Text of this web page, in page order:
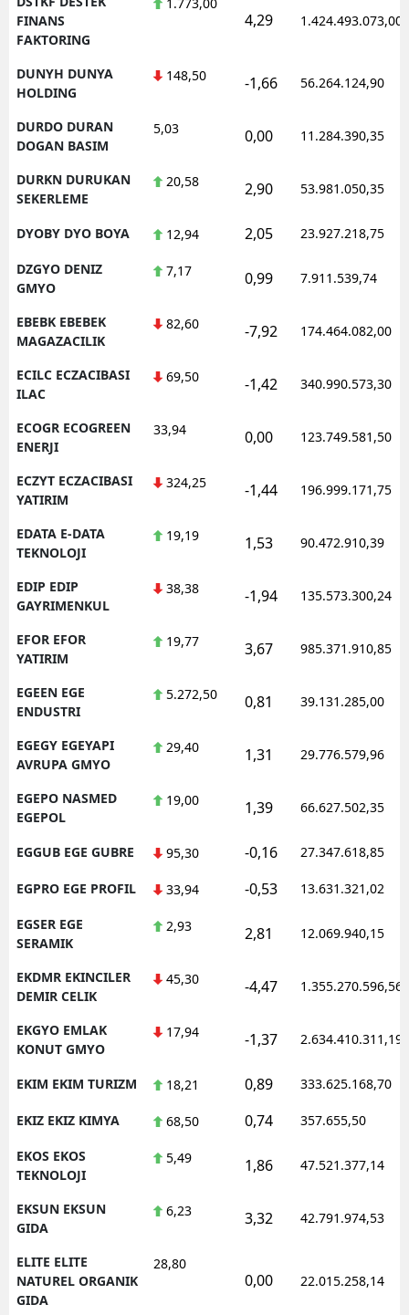
FINANS
FAKTORING
4,29 1.424.493.073,00
DUNYH DUNYA
HOLDING
148,50 -1,66 56.264.124,90
DURDO DURAN
DOGAN BASIM
5,03 0,00 11.284.390,35
DURKN DURUKAN
SEKERLEME
20,58 2,90 53.981.050,35
DYOBY DYO BOYA 12,94 2,05 23.927.218,75
DZGYO DENIZ
GMYO
7,17 0,99 7.911.539,74
EBEBK EBEBEK
MAGAZACILIK
82,60 -7,92 174.464.082,00
ECILC ECZACIBASI
ILAC
69,50 -1,42 340.990.573,30
ECOGR ECOGREEN
ENERJI
33,94 0,00 123.749.581,50
ECZYT ECZACIBASI
YATIRIM
324,25 -1,44 196.999.171,75
EDATA E-DATA
TEKNOLOJI
19,19 1,53 90.472.910,39
EDIP EDIP
GAYRIMENKUL
38,38 -1,94 135.573.300,24
EFOR EFOR
YATIRIM
19,77 3,67 985.371.910,85
EGEEN EGE
ENDUSTRI
5.272,50 0,81 39.131.285,00
EGEGY EGEYAPI
AVRUPA GMYO
29,40 1,31 29.776.579,96
EGEPO NASMED
EGEPOL
19,00 1,39 66.627.502,35
EGGUB EGE GUBRE 95,30 -0,16 27.347.618,85
EGPRO EGE PROFIL 33,94 -0,53 13.631.321,02
EGSER EGE
SERAMIK
2,93 2,81 12.069.940,15
EKDMR EKINCILER
DEMIR CELIK
45,30 -4,47 1.355.270.596,56
EKGYO EMLAK
KONUT GMYO
17,94 -1,37 2.634.410.311,19
EKIM EKIM TURIZM 18,21 0,89 333.625.168,70
EKIZ EKIZ KIMYA 68,50 0,74 357.655,50
EKOS EKOS
TEKNOLOJI
5,49 1,86 47.521.377,14
EKSUN EKSUN
GIDA
6,23 3,32 42.791.974,53
ELITE ELITE
NATUREL ORGANIK
GIDA
28,80
0,00 22.015.258,14